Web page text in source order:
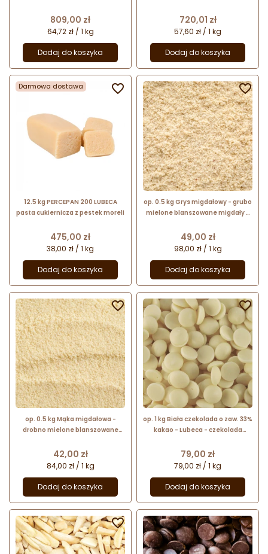
Cena
809,00 zł
64,72 zł / 1 kg
Dodaj do koszyka
Cena
720,01 zł
57,60 zł / 1 kg
Dodaj do koszyka
Darmowa dostawa
12.5 kg PERCEPAN 200 LUBECA
pasta cukiernicza z pestek moreli
Cena
475,00 zł
38,00 zł / 1 kg
Dodaj do koszyka

op. 0.5 kg Grys migdałowy - grubo
mielone blanszowane migdały -
Cena
49,00 zł
98,00 zł / 1 kg
Dodaj do koszyka

op. 0.5 kg Mąka migdałowa -
drobno mielone blanszowane
Cena
42,00 zł
84,00 zł / 1 kg
Dodaj do koszyka

op. 1 kg Biała czekolada o zaw. 33%
kakao - Lubeca - czekolada
776
Cena
79,00 zł
79,00 zł / 1 kg
Dodaj do koszyka

 